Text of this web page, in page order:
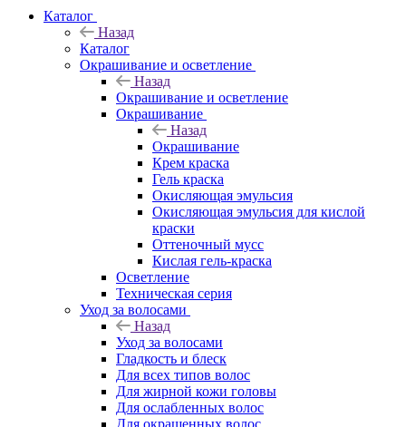
Каталог
Назад
Каталог
Окрашивание и осветление
Назад
Окрашивание и осветление
Окрашивание
Назад
Окрашивание
Крем краска
Гель краска
Окисляющая эмульсия
Окисляющая эмульсия для кислой
краски
Оттеночный мусс
Кислая гель-краска
Осветление
Техническая серия
Уход за волосами
Назад
Уход за волосами
Гладкость и блеск
Для всех типов волос
Для жирной кожи головы
Для ослабленных волос
Для окрашенных волос